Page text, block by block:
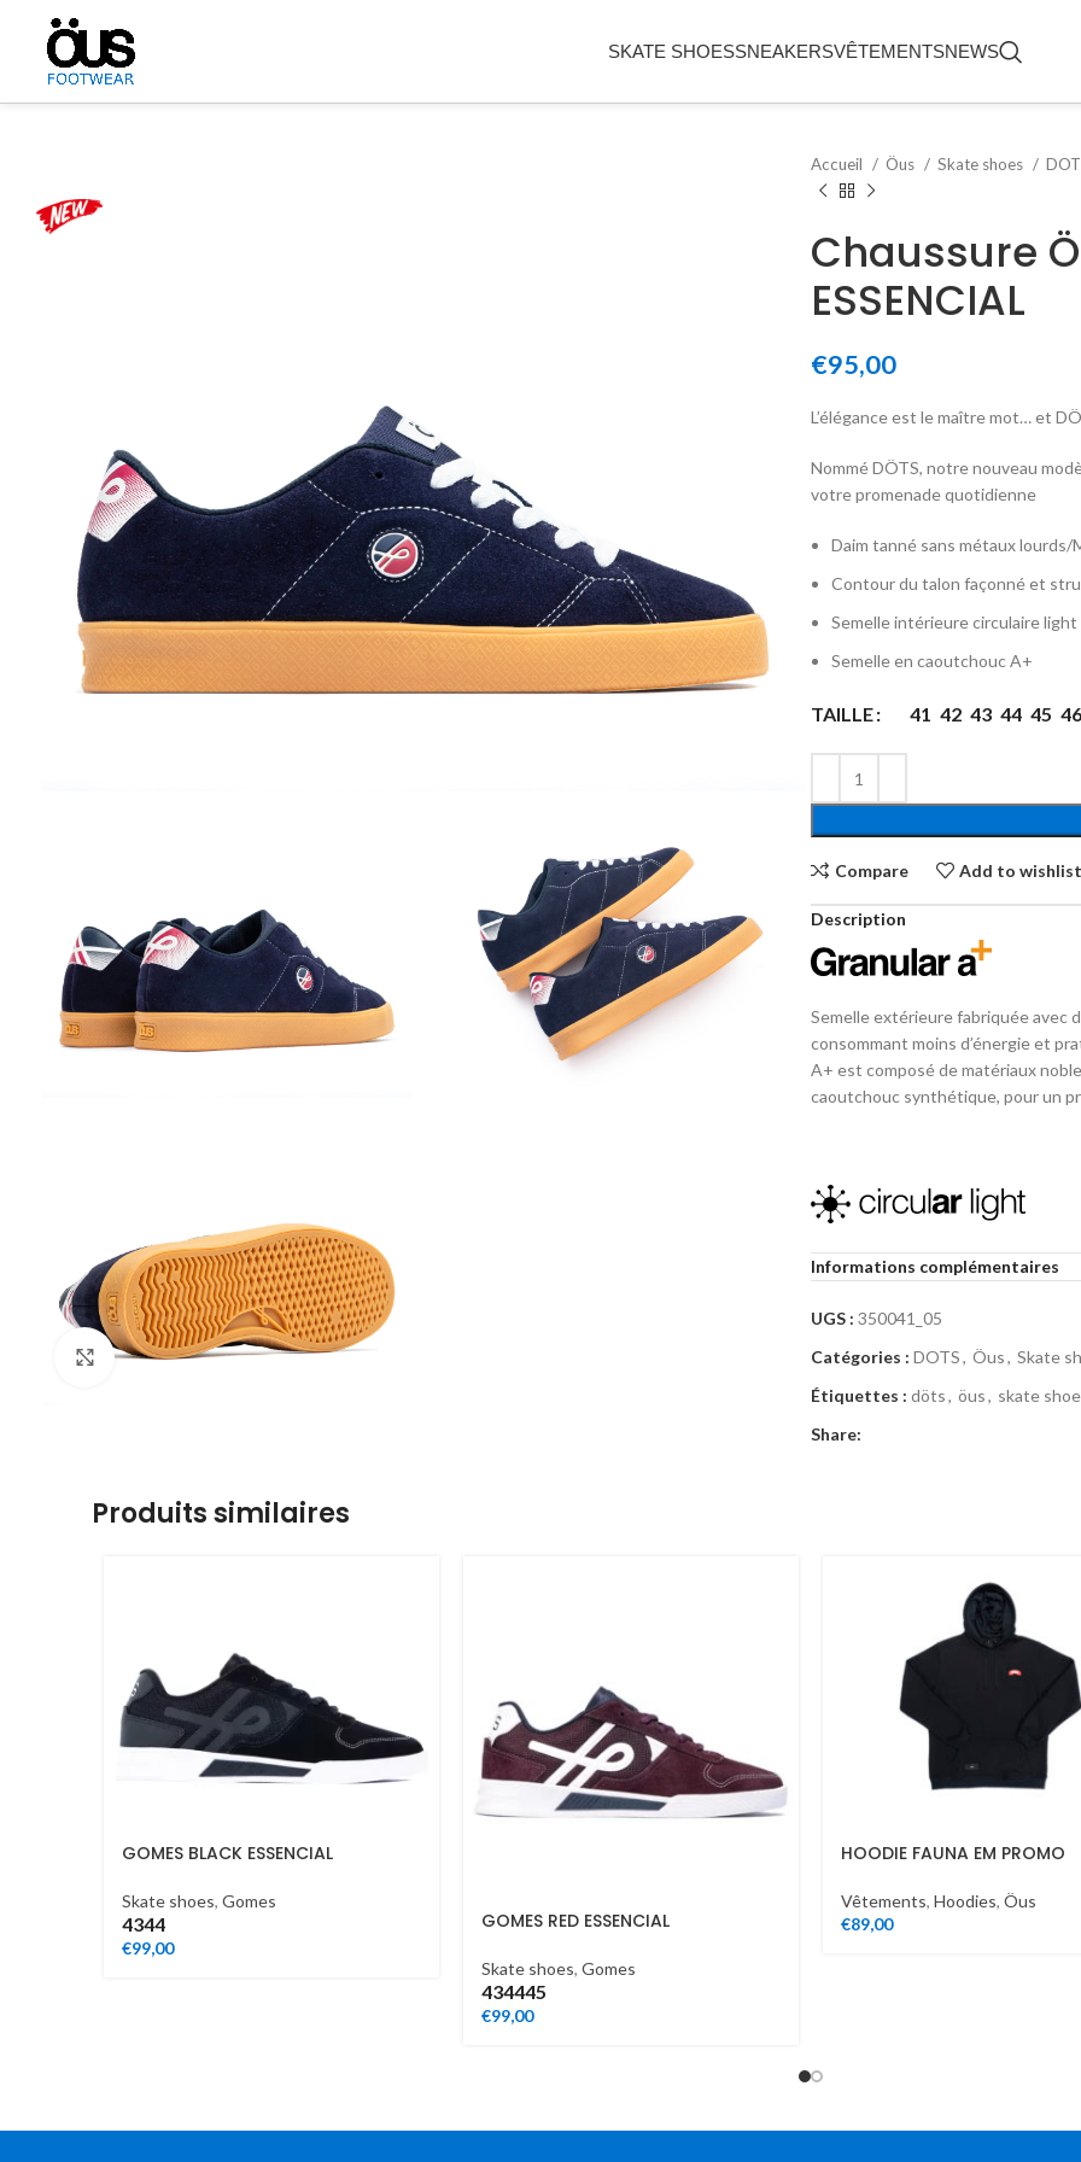
SKATE SHOESSNEAKERSVÊTEMENTSNEWS
Click to enlarge
Accueil Öus Skate shoes
Chaussure
ESSENCIAL
€95,00
L’élégance est le maître mot… et
Nommé DÖTS, notre nouveau
votre promenade quotidienne
Daim tanné sans métaux
Contour du talon façonné et
Semelle intérieure circulaire light
Semelle en caoutchouc A+
TAILLE 41 42 43 44 45 46
Compare Add to wishlist
Description
Semelle extérieure fabriquée avec
consommant moins d’énergie et
A+ est composé de matériaux
caoutchouc synthétique, pour un
La semelle intérieure Circular Light
skateboard.Sa densité
Informations complémentaires
UGS : 350041_05
Catégories : DOTS, Öus, Skate
Étiquettes : döts, öus, skate
Share:
Produits similaires
GOMES BLACK ESSENCIAL
Skate shoes, Gomes
4344
€99,00
GOMES RED ESSENCIAL
Skate shoes, Gomes
434445
€99,00
HOODIE FAUNA EM PROMO
Vêtements, Hoodies, Öus
€89,00